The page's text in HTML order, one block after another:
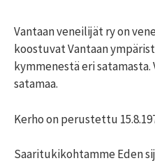
Vantaan veneilijät ry on
koostuvat Vantaan
kymmenestä eri
satamaa.
Kerho on perustettu
Saaritukikohtamme Eden